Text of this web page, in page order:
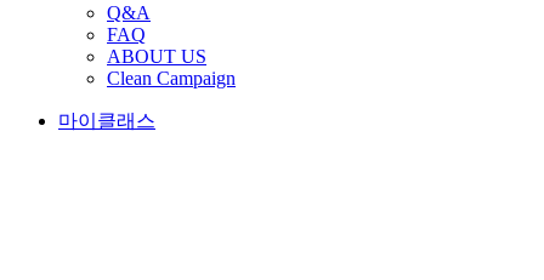
Q&A
FAQ
ABOUT US
Clean Campaign
마이클래스